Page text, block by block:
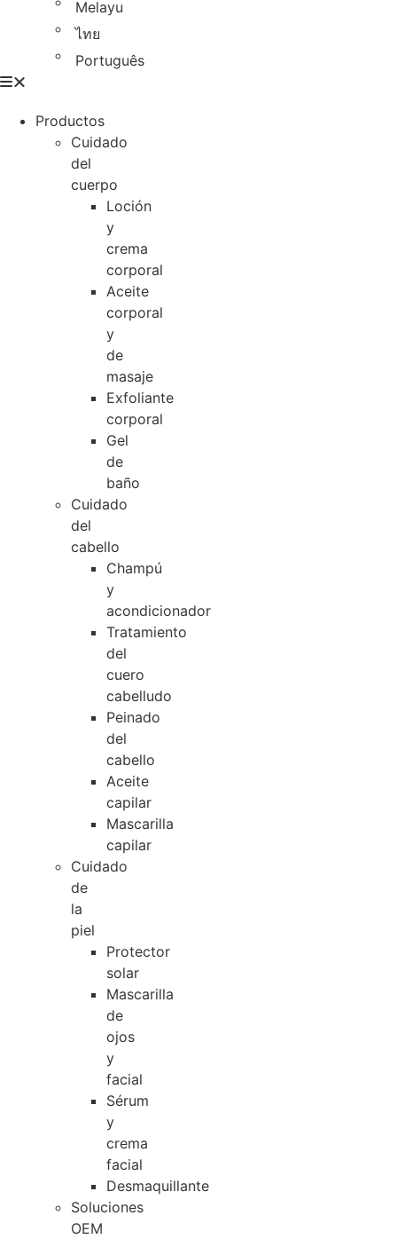
Melayu
ไทย
Português
Productos
Cuidado
del
cuerpo
Loción
y
crema
corporal
Aceite
corporal
y
de
masaje
Exfoliante
corporal
Gel
de
baño
Cuidado
del
cabello
Champú
y
acondicionador
Tratamiento
del
cuero
cabelludo
Peinado
del
cabello
Aceite
capilar
Mascarilla
capilar
Cuidado
de
la
piel
Protector
solar
Mascarilla
de
ojos
y
facial
Sérum
y
crema
facial
Desmaquillante
Soluciones
OEM